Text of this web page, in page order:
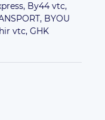
By44 vtc,
BYOU
vtc, GHK